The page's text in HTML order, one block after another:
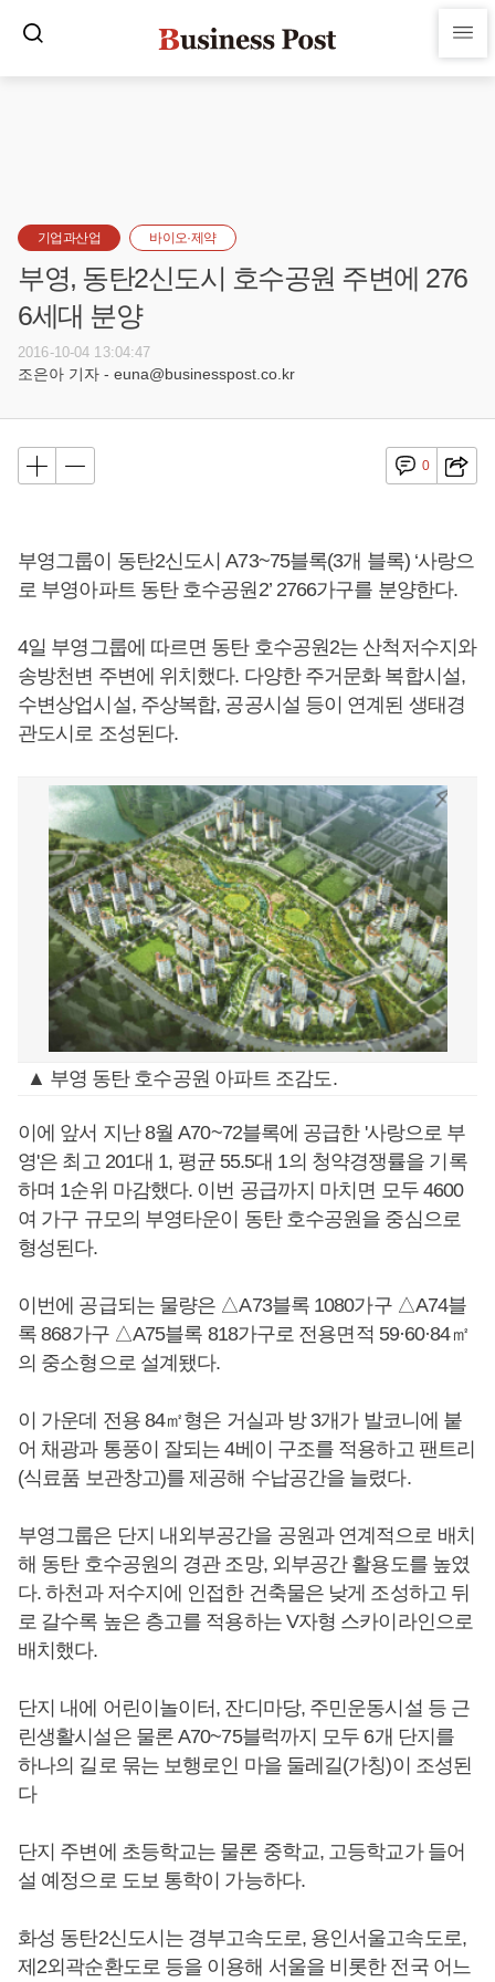
기업과산업 바이오·제약
부영, 동탄2신도시 호수공원 주변에 276
6세대 분양
2016-10-04 13:04:47
조은아 기자 - euna@businesspost.co.kr
0
부영그룹이 동탄2신도시 A73~75블록(3개 블록) ‘사랑으
로 부영아파트 동탄 호수공원2’ 2766가구를 분양한다.
4일 부영그룹에 따르면 동탄 호수공원2는 산척저수지와
송방천변 주변에 위치했다. 다양한 주거문화 복합시설,
수변상업시설, 주상복합, 공공시설 등이 연계된 생태경
관도시로 조성된다.
▲ 부영 동탄 호수공원 아파트 조감도.
이에 앞서 지난 8월 A70~72블록에 공급한 '사랑으로 부
영'은 최고 201대 1, 평균 55.5대 1의 청약경쟁률을 기록
하며 1순위 마감했다. 이번 공급까지 마치면 모두 4600
여 가구 규모의 부영타운이 동탄 호수공원을 중심으로
형성된다.
이번에 공급되는 물량은 △A73블록 1080가구 △A74블
록 868가구 △A75블록 818가구로 전용면적 59·60·84㎡
의 중소형으로 설계됐다.
이 가운데 전용 84㎡형은 거실과 방 3개가 발코니에 붙
어 채광과 통풍이 잘되는 4베이 구조를 적용하고 팬트리
(식료품 보관창고)를 제공해 수납공간을 늘렸다.
부영그룹은 단지 내외부공간을 공원과 연계적으로 배치
해 동탄 호수공원의 경관 조망, 외부공간 활용도를 높였
다. 하천과 저수지에 인접한 건축물은 낮게 조성하고 뒤
로 갈수록 높은 층고를 적용하는 V자형 스카이라인으로
배치했다.
단지 내에 어린이놀이터, 잔디마당, 주민운동시설 등 근
린생활시설은 물론 A70~75블럭까지 모두 6개 단지를
하나의 길로 묶는 보행로인 마을 둘레길(가칭)이 조성된
다
단지 주변에 초등학교는 물론 중학교, 고등학교가 들어
설 예정으로 도보 통학이 가능하다.
화성 동탄2신도시는 경부고속도로, 용인서울고속도로,
제2외곽순환도로 등을 이용해 서울을 비롯한 전국 어느